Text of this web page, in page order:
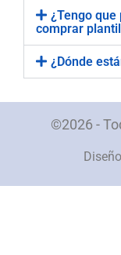
¿Tengo
comprar
¿Dónde
©2026 -